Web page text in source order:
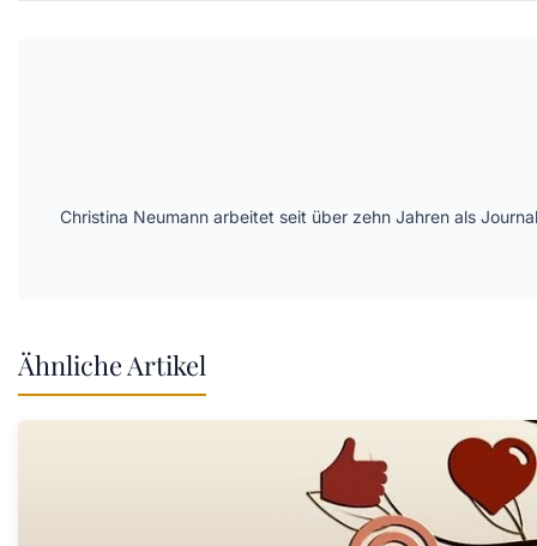
Christina Neumann arbeitet seit über zehn Jahren als
Ähnliche Artikel